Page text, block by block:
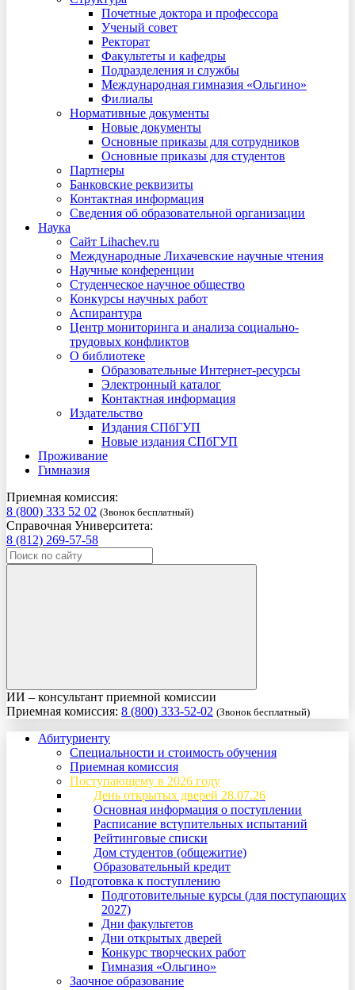
Почетные доктора и профессора
Ученый совет
Ректорат
Факультеты и кафедры
Подразделения и службы
Международная гимназия «Ольгино»
Филиалы
Нормативные документы
Новые документы
Основные приказы для сотрудников
Основные приказы для студентов
Партнеры
Банковские реквизиты
Контактная информация
Сведения об образовательной организации
Наука
Сайт Lihachev.ru
Международные Лихачевские научные чтения
Научные конференции
Студенческое научное общество
Конкурсы научных работ
Аспирантура
Центр мониторинга и анализа социально-
трудовых конфликтов
О библиотеке
Образовательные Интернет-ресурсы
Электронный каталог
Контактная информация
Издательство
Издания СПбГУП
Новые издания СПбГУП
Проживание
Гимназия
Приемная комиссия:
8 (800) 333 52 02 (Звонок бесплатный)
Справочная Университета:
8 (812) 269-57-58
ИИ – консультант приемной комиссии
Приемная комиссия: 8 (800) 333-52-02 (Звонок бесплатный)
Абитуриенту
Специальности и стоимость обучения
Приемная комиссия
Поступающему в 2026 году
День открытых дверей 28.07.26
Основная информация о поступлении
Расписание вступительных испытаний
Рейтинговые списки
Дом студентов (общежитие)
Образовательный кредит
Подготовка к поступлению
Подготовительные курсы (для поступающих
2027)
Дни факультетов
Дни открытых дверей
Конкурс творческих работ
Гимназия «Ольгино»
Заочное образование